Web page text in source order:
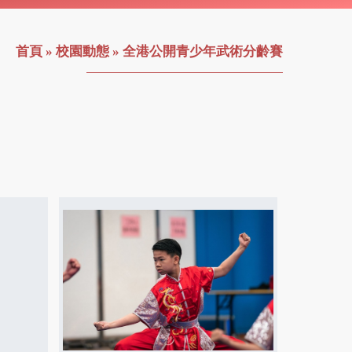
首頁 » 校園動態» 全港公開青少年武術分齡賽